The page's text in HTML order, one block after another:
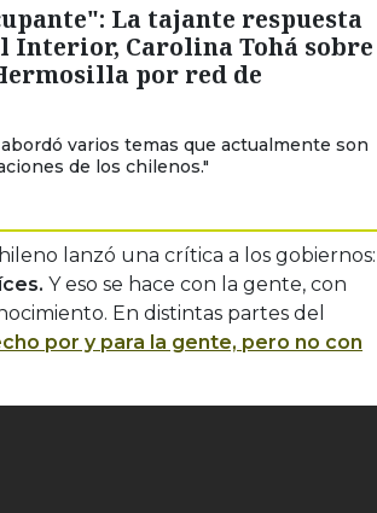
La tajante respuesta
Interior, Carolina Tohá sobre
por red de
varios temas que actualmente son
de los chilenos."
lanzó una crítica a los gobiernos:
Y eso se hace con la gente, con
En distintas partes del
por y para la gente, pero no con